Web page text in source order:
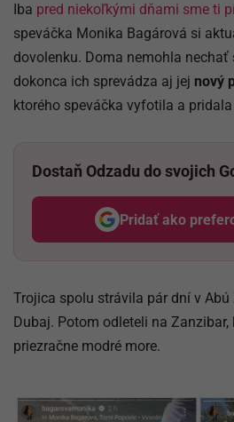
Iba pred niekoľkými dňami sme ti
speváčka Monika Bagárová si
dovolenku. Doma nemohla nechať
dokonca ich sprevádza aj jej nový
ktorého speváčka vyfotila a
Dostaň Odzadu do svojich
Pridať ako
Trojica spolu strávila pár dní v
Dubaj. Potom odleteli na Zanzibar,
priezračne modré more.